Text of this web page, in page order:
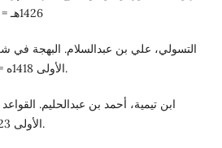
1426هـ = 2005م). دار الكتب العلمية
الأولى 1418ه = 1998م). دار الكتب العلمية.
الأولى 1423ه =2002م). مكتبة التوبة.